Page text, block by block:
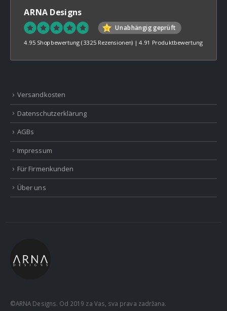
ARNA Designs
Unabhängig geprüft
4.95 Shopbewertung (3325 Rezensionen) |4.91 Produktbewertung
Versandkosten
Datenschutzerklärung
AGBs
Impressum
Für Firmenkunden
Über uns
©ARNA Designs. Od 2019 za Vas, sva prava zadržana.